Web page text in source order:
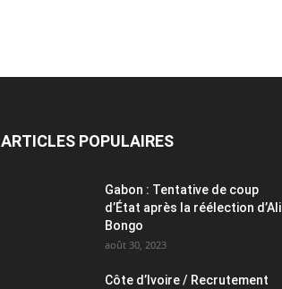
ARTICLES POPULAIRES
Gabon : Tentative de coup
d’État après la réélection d’Ali
Bongo
août 30, 2023
Côte d’Ivoire / Recrutement